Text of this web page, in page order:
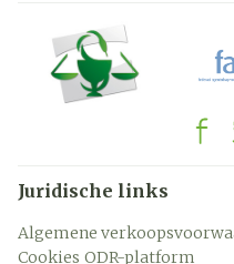
Juridische links
Algemene
Cookies ODR-platform